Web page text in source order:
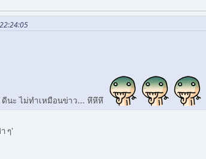
นะ ไม่ทำเหมือนข่าว... หึหึหึ
ๆ'